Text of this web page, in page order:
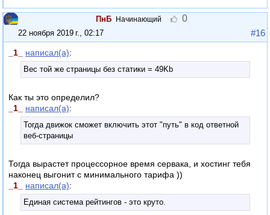
ПнБ Начинающий 0
22 ноября 2019 г., 02:17 #16
_1_ написал(а):
Вес той же страницы без статики = 49Kb
Как ты это определил?
_1_
написал(а):
Тогда движок сможет включить этот "путь" в код ответной
веб-страницы
Тогда вырастет процессорное время сервака, и хостинг тебя
наконец выгонит с минимального тарифа ))
_1_
написал(а):
Единая система рейтингов - это круто.